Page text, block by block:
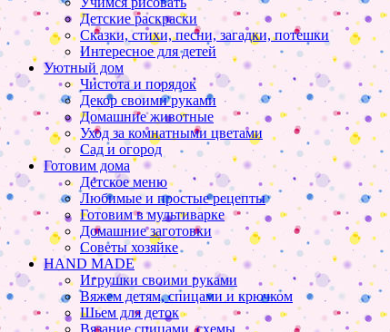
Детские раскраски
Сказки, стихи, песни, загадки, потешки
Интересное для детей
Уютный дом
Чистота и порядок
Декор своими руками
Домашние животные
Уход за комнатными цветами
Сад и огород
Готовим дома
Детское меню
Любимые и простые рецепты
Готовим в мультиварке
Домашние заготовки
Советы хозяйке
HAND MADE
Игрушки своими руками
Вяжем детям, спицами и крючком
Шьем для деток
Вязание спицами, схемы